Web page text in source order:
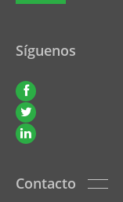
Síguenos
Contacto